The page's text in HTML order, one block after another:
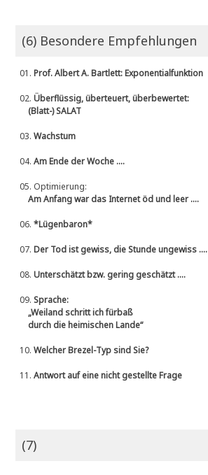
(6) Besondere Empfehlungen
01.Prof. Albert A. Bartlett: Exponentialfunktion
02.Überflüssig, überteuert, überbewertet:
(Blatt-) SALAT
03.Wachstum
04.Am Ende der Woche ....
05. Optimierung:
Am Anfang war das Internet öd und leer ....
06.*Lügenbaron*
07.Der Tod ist gewiss, die Stunde ungewiss ....
08.Unterschätzt bzw. gering geschätzt ....
09.Sprache:
„Weiland schritt ich fürbaß
durch die heimischen Lande“
10.Welcher Brezel-Typ sind Sie?
11.Antwort auf eine nicht gestellte Frage
(7)